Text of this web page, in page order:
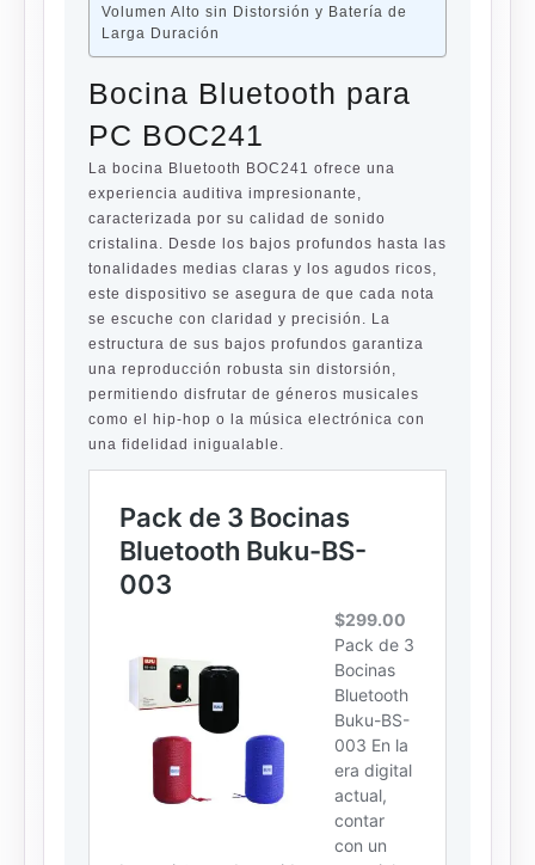
Volumen Alto sin Distorsión y Batería de
Larga Duración
Bocina Bluetooth para
PC BOC241
La bocina Bluetooth BOC241 ofrece una
experiencia auditiva impresionante,
caracterizada por su calidad de sonido
cristalina. Desde los bajos profundos hasta las
tonalidades medias claras y los agudos ricos,
este dispositivo se asegura de que cada nota
se escuche con claridad y precisión. La
estructura de sus bajos profundos garantiza
una reproducción robusta sin distorsión,
permitiendo disfrutar de géneros musicales
como el hip-hop o la música electrónica con
una fidelidad inigualable.